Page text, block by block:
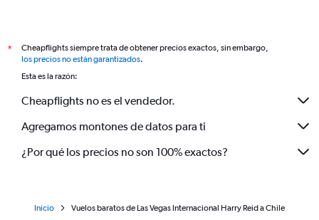
*
Cheapflights siempre trata de obtener precios exactos, sin embargo,
los precios no están garantizados.
Esta es la razón:
Cheapflights no es el vendedor.
Agregamos montones de datos para ti
¿Por qué los precios no son 100% exactos?
Inicio Vuelos baratos de Las Vegas Internacional Harry Reid a Chile